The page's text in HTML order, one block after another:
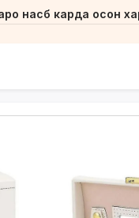
насб карда осон